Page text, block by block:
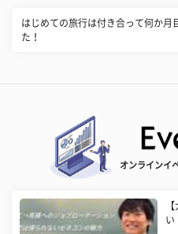
はじめての旅行は付き合って何か月
た！
オンラインイ
い